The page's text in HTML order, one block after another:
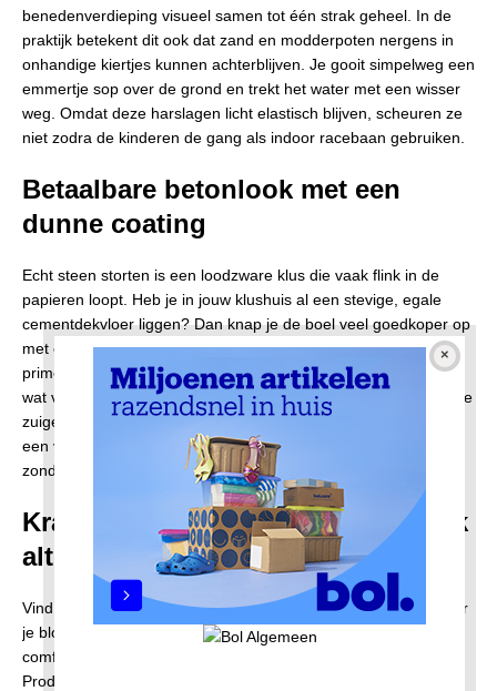
benedenverdieping visueel samen tot één strak geheel. In de
praktijk betekent dit ook dat zand en modderpoten nergens in
onhandige kiertjes kunnen achterblijven. Je gooit simpelweg een
emmertje sop over de grond en trekt het water met een wisser
weg. Omdat deze harslagen licht elastisch blijven, scheuren ze
niet zodra de kinderen de gang als indoor racebaan gebruiken.
Betaalbare betonlook met een
dunne coating
Echt steen storten is een loodzware klus die vaak flink in de
papieren loopt. Heb je in jouw klushuis al een stevige, egale
cementdekvloer liggen? Dan knap je de boel veel goedkoper op
met een dekkende betonverf. Bestel je de rollers en blikken
primer bij Epoxywinkel.nl, dan smeer je die industriële laag met
wat voorbereiding gewoon zelf uit. Zo’n dunne afwerking sluit de
zuigende poriën van het cement keihard af. Valt er onverwacht
een vol glas rode wijn om? Je dweilt de plas probleemloos weg
zonder dat er een blijvende rode vlek in de stenen trekt.
Krasvaste pvc-tegels als behaaglijk
alternatief
Vind je gegoten harslagen stiekem wat te koud of te hard onder
je blote voeten? Grote kunststof tegels bieden een enorm
comfortabele tussenweg voor liefhebbers van de fabriekssfeer.
Producenten printen tegenwoordig haarscherpe betonpatronen